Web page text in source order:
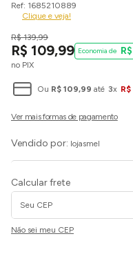
1685210889
Clique e veja!
R$ 139,99
R$ 109,99
no PIX
R$
Ou R$ 109,99 até 3x R$
Vendido por: lojasmel
Calcular frete
Não sei meu CEP